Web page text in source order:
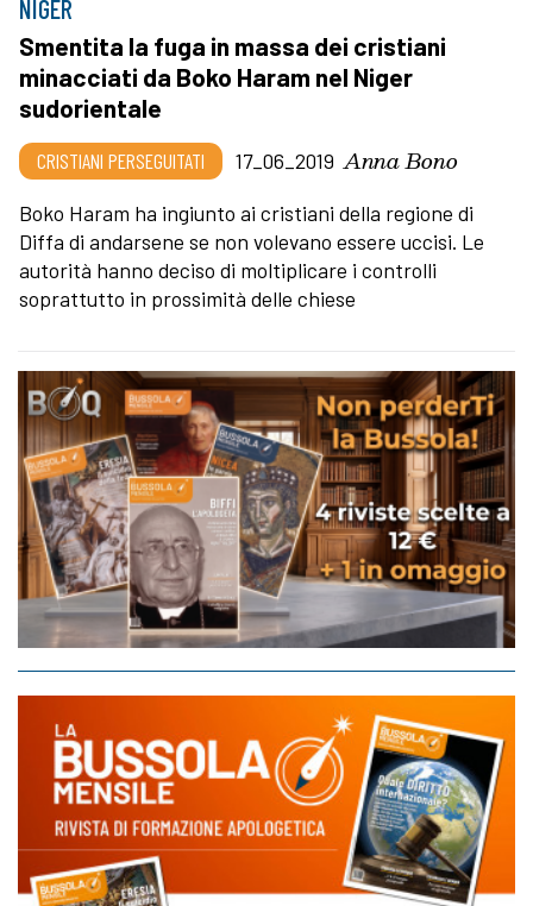
NIGER
Smentita la fuga in massa dei cristiani
minacciati da Boko Haram nel Niger
sudorientale
CRISTIANI PERSEGUITATI 17_06_2019 Anna Bono
Boko Haram ha ingiunto ai cristiani della regione di
Diffa di andarsene se non volevano essere uccisi. Le
autorità hanno deciso di moltiplicare i controlli
soprattutto in prossimità delle chiese